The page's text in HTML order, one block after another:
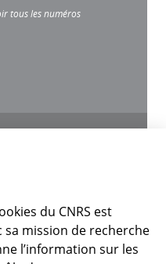
tous les numéros
du CNRS est
mission de recherche
l’information sur les